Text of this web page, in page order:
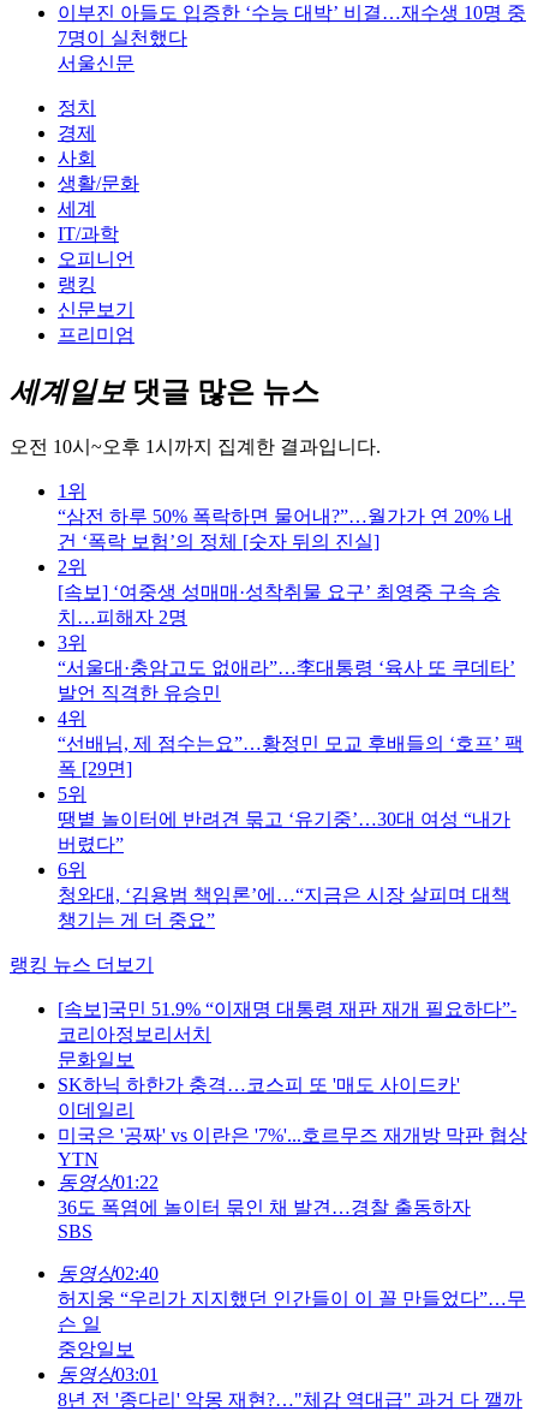
이부진 아들도 입증한 ‘수능 대박’ 비결…재수생 10명 중
7명이 실천했다
서울신문
정치
경제
사회
생활/문화
세계
IT/과학
오피니언
랭킹
신문보기
프리미엄
세계일보댓글 많은 뉴스
오전 10시~오후 1시까지 집계한 결과입니다.
1위
“삼전 하루 50% 폭락하면 물어내?”…월가가 연 20% 내
건 ‘폭락 보험’의 정체 [숫자 뒤의 진실]
2위
[속보] ‘여중생 성매매·성착취물 요구’ 최영중 구속 송
치…피해자 2명
3위
“서울대·충암고도 없애라”…李대통령 ‘육사 또 쿠데타’
발언 직격한 유승민
4위
“선배님, 제 점수는요”…황정민 모교 후배들의 ‘호프’ 팩
폭 [29면]
5위
땡볕 놀이터에 반려견 묶고 ‘유기중’…30대 여성 “내가
버렸다”
6위
청와대, ‘김용범 책임론’에…“지금은 시장 살피며 대책
챙기는 게 더 중요”
랭킹 뉴스 더보기
[속보]국민 51.9% “이재명 대통령 재판 재개 필요하다”-
코리아정보리서치
문화일보
SK하닉 하한가 충격…코스피 또 '매도 사이드카'
이데일리
미국은 '공짜' vs 이란은 '7%'...호르무즈 재개방 막판 협상
YTN
동영상01:22
36도 폭염에 놀이터 묶인 채 발견…경찰 출동하자
SBS
동영상02:40
허지웅 “우리가 지지했던 인간들이 이 꼴 만들었다”…무
슨 일
중앙일보
동영상03:01
8년 전 '종다리' 악몽 재현?…"체감 역대급" 과거 다 깰까